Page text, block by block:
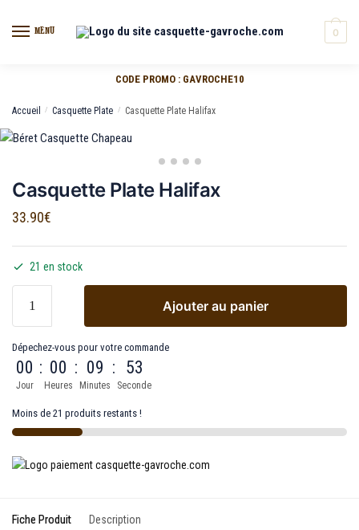
MENU 0
CODE PROMO : GAVROCHE10
Accueil / Casquette Plate / Casquette Plate Halifax
Casquette Plate Halifax
33.90€
21 en stock
Ajouter au panier
Dépechez-vous pour votre commande
00
Jour
: 00
Heures
: 09
Minutes
: 53
Seconde
Moins de 21 produits restants !
Fiche Produit Description